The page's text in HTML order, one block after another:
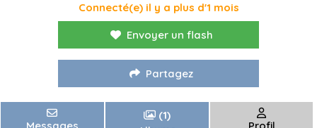
Connecté(e) il y a plus d'1 mois
Envoyer un flash
Partagez
(1)